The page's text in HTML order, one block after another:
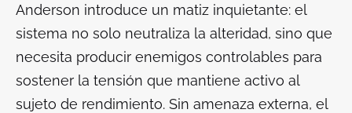
Anderson introduce un matiz inquietante: el
sistema no solo neutraliza la alteridad, sino que
necesita producir enemigos controlables para
sostener la tensión que mantiene activo al
sujeto de rendimiento. Sin amenaza externa, el